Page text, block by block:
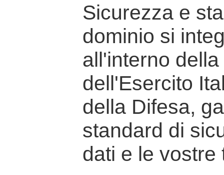
Sicurezza e
dominio si
all'interno
dell'Esercito
della Difesa,
standard di
dati e le vostre